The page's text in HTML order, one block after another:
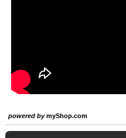
powered bymyShop.com